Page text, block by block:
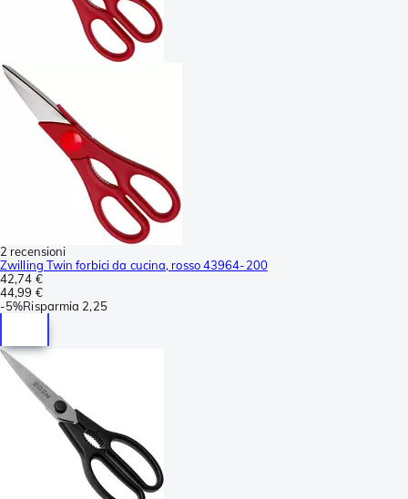
2 recensioni
Zwilling Twin forbici da cucina, rosso 43964-200
42,74 €
44,99 €
-5%Risparmia 2,25